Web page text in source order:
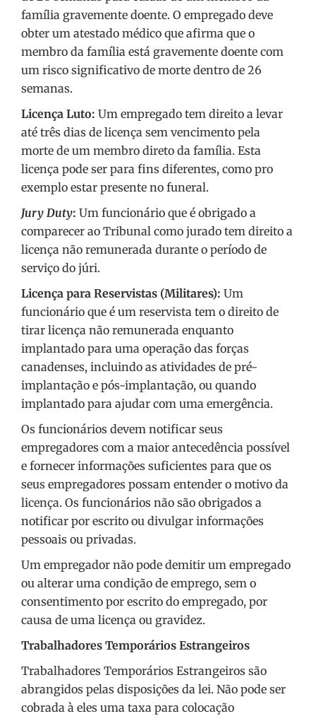
família gravemente doente. O empregado deve
obter um atestado médico que afirma que o
membro da família está gravemente doente com
um risco significativo de morte dentro de 26
semanas.
Licença Luto: Um empregado tem direito a levar
até três dias de licença sem vencimento pela
morte de um membro direto da família. Esta
licença pode ser para fins diferentes, como pro
exemplo estar presente no funeral.
Jury Duty: Um funcionário que é obrigado a
comparecer ao Tribunal como jurado tem direito a
licença não remunerada durante o período de
serviço do júri.
Licença para Reservistas (Militares): Um
funcionário que é um reservista tem o direito de
tirar licença não remunerada enquanto
implantado para uma operação das forças
canadenses, incluindo as atividades de pré-
implantação e pós-implantação, ou quando
implantado para ajudar com uma emergência.
Os funcionários devem notificar seus
empregadores com a maior antecedência possível
e fornecer informações suficientes para que os
seus empregadores possam entender o motivo da
licença. Os funcionários não são obrigados a
notificar por escrito ou divulgar informações
pessoais ou privadas.
Um empregador não pode demitir um empregado
ou alterar uma condição de emprego, sem o
consentimento por escrito do empregado, por
causa de uma licença ou gravidez.
Trabalhadores Temporários Estrangeiros
Trabalhadores Temporários Estrangeiros são
abrangidos pelas disposições da lei. Não pode ser
cobrada à eles uma taxa para colocação